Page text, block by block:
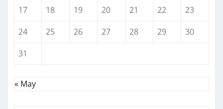
17
18 19 20 21 22
23
24
25 26 27 28 29
30
31
« May